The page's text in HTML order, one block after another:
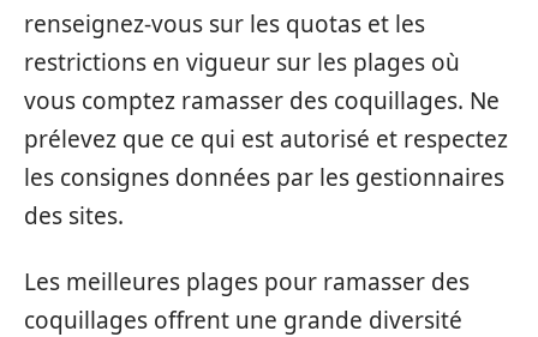
renseignez-vous sur les quotas et les
restrictions en vigueur sur les plages où
vous comptez ramasser des coquillages. Ne
prélevez que ce qui est autorisé et respectez
les consignes données par les gestionnaires
des sites.
Les meilleures plages pour ramasser des
coquillages offrent une grande diversité